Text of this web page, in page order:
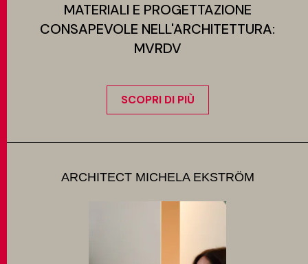
MATERIALI E PROGETTAZIONE
CONSAPEVOLE NELL'ARCHITETTURA:
MVRDV
SCOPRI DI PIÙ
ARCHITECT MICHELA EKSTRÖM